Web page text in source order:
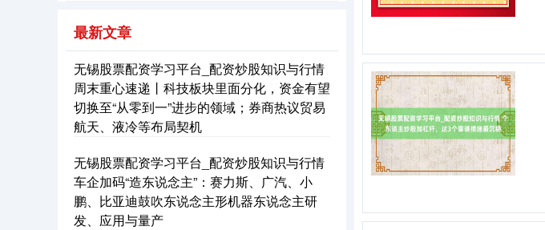
创业板指
基金指数 7242.10 +12.30 +0.17%
最新文章
无锡股票配资学习平台_配资炒股知识与行情
周末重心速递丨科技板块里面分化，资金有望
切换至“从零到一”进步的领域；券商热议贸易
航天、液冷等布局契机
无锡股票配资学习平台_配资炒股知识与行情
车企加码“造东说念主”：赛力斯、广汽、小
鹏、比亚迪鼓吹东说念主形机器东说念主研
发、应用与量产